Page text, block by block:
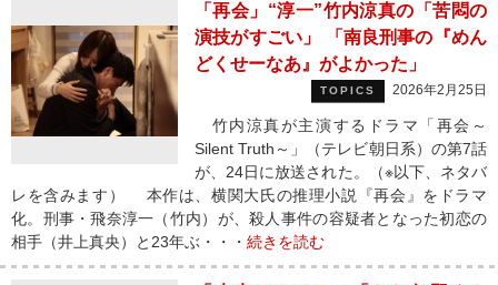
「再会」“淳一”竹内涼真の「苦悶の
演技がすごい」 「南良刑事の『めん
どくせーなあ』がよかった」
TOPICS 2026年2月25日
竹内涼真が主演するドラマ「再会～
Silent Truth～」（テレビ朝日系）の第7話
が、24日に放送された。（※以下、ネタバ
レを含みます） 本作は、横関大氏の推理小説『再会』をドラマ
化。刑事・飛奈淳一（竹内）が、殺人事件の容疑者となった初恋の
相手（井上真央）と23年ぶ・・・ 続きを読む